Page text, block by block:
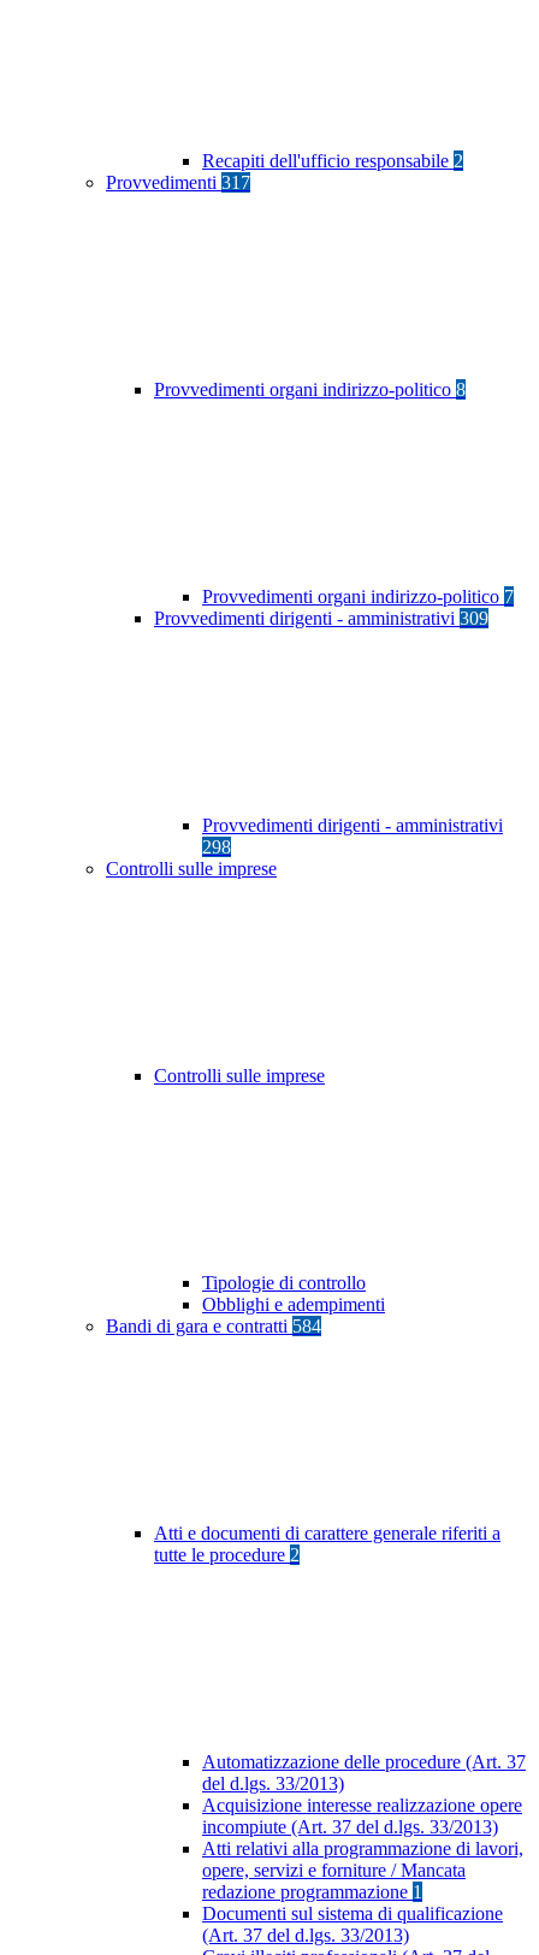
Recapiti dell'ufficio responsabile 2
Provvedimenti 317
Provvedimenti organi indirizzo-politico 8
Provvedimenti organi indirizzo-politico 7
Provvedimenti dirigenti - amministrativi 309
Provvedimenti dirigenti - amministrativi
298
Controlli sulle imprese
Controlli sulle imprese
Tipologie di controllo
Obblighi e adempimenti
Bandi di gara e contratti 584
Atti e documenti di carattere generale riferiti a
tutte le procedure 2
Automatizzazione delle procedure (Art. 37
del d.lgs. 33/2013)
Acquisizione interesse realizzazione opere
incompiute (Art. 37 del d.lgs. 33/2013)
Atti relativi alla programmazione di lavori,
opere, servizi e forniture / Mancata
redazione programmazione 1
Documenti sul sistema di qualificazione
(Art. 37 del d.lgs. 33/2013)